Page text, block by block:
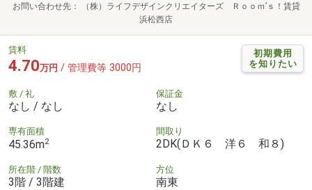
お問い合わせ先
（株）ライフデザインクリエイターズ Ｒｏｏｍ’ｓ！賃貸
浜松西店
初期費用
を知りたい
賃料
4.70万円 / 管理費等 3000円
敷 / 礼
なし / なし
保証金
なし
専有面積
45.36m2
間取り
2DK(ＤＫ６ 洋６ 和８)
所在階 / 階数
3階 / 3階建
方位
南東